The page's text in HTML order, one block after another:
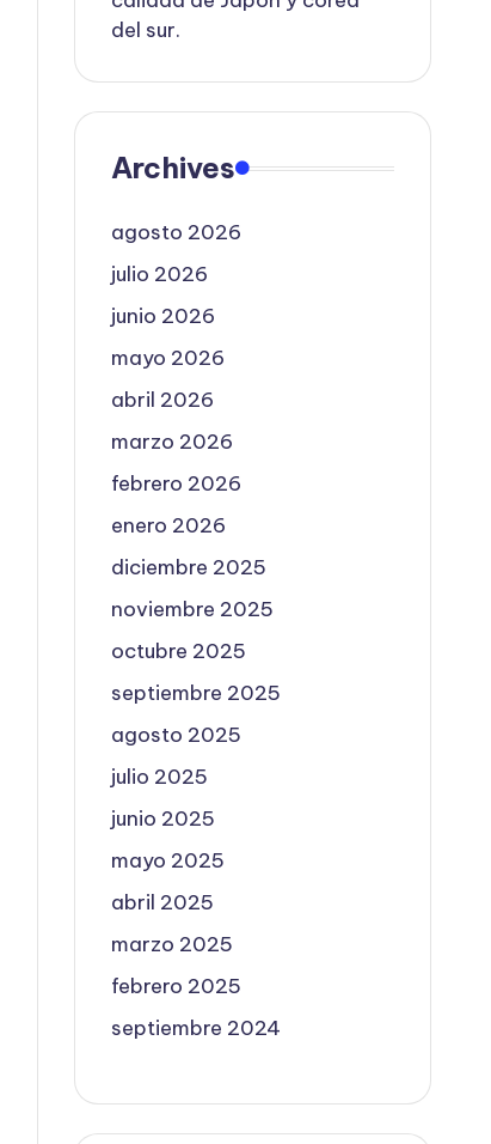
del sur.
Archives
agosto 2026
julio 2026
junio 2026
mayo 2026
abril 2026
marzo 2026
febrero 2026
enero 2026
diciembre 2025
noviembre 2025
octubre 2025
septiembre 2025
agosto 2025
julio 2025
junio 2025
mayo 2025
abril 2025
marzo 2025
febrero 2025
septiembre 2024